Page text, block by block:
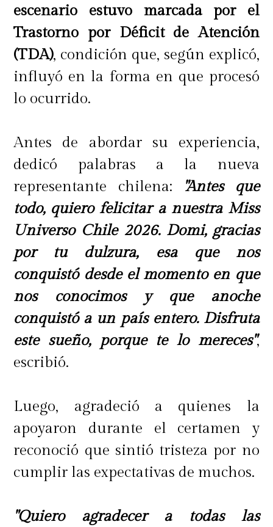
escenario estuvo marcada por el
Trastorno por Déficit de Atención
(TDA), condición que, según explicó,
influyó en la forma en que procesó
lo ocurrido.
Antes de abordar su experiencia,
dedicó palabras a la nueva
representante chilena: "Antes que
todo, quiero felicitar a nuestra Miss
Universo Chile 2026. Domi, gracias
por tu dulzura, esa que nos
conquistó desde el momento en que
nos conocimos y que anoche
conquistó a un país entero. Disfruta
este sueño, porque te lo mereces",
escribió.
Luego, agradeció a quienes la
apoyaron durante el certamen y
reconoció que sintió tristeza por no
cumplir las expectativas de muchos.
"Quiero agradecer a todas las